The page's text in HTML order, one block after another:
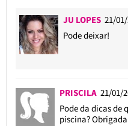
JU LOPES 21/
Pode deixar!
PRISCILA 21/01/
Pode da dicas de
piscina?